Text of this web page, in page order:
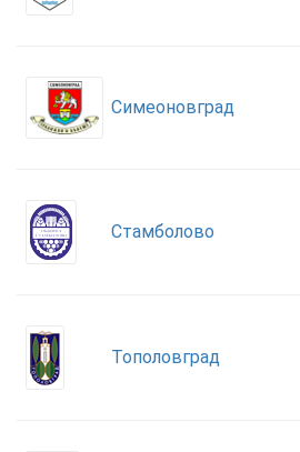
Симеоновград
Стамболово
Тополовград